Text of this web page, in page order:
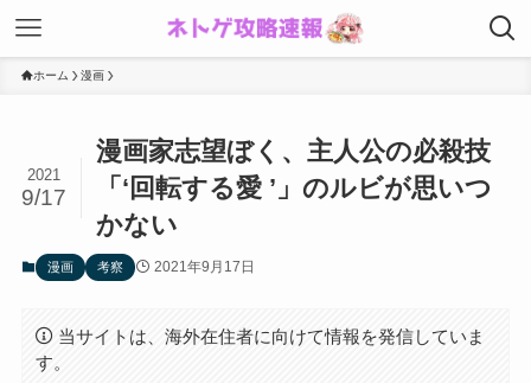
ホーム 漫画
漫画家志望ぼく、主人公の必殺技
「‘回転する愛 ’」のルビが思いつ
かない
2021
9/17
漫画 考察 2021年9月17日
当サイトは、海外在住者に向けて情報を発信していま
す。